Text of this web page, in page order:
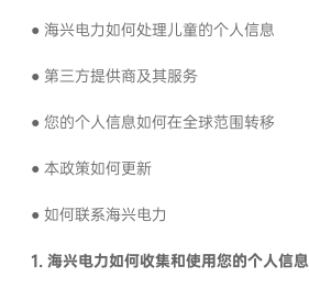
● 海兴电力如何处理儿童的个人信息
● 第三方提供商及其服务
● 您的个人信息如何在全球范围转移
● 本政策如何更新
● 如何联系海兴电力
1. 海兴电力如何收集和使用您的个人信息